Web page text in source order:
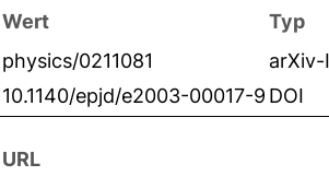
Wert
Typ
physics/0211081
arXiv-
10.1140/epjd/e2003-00017-9 DOI
URL